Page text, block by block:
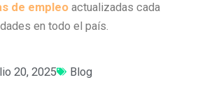
de empleo actualizadas cada
en todo el país.
20, 2025 Blog